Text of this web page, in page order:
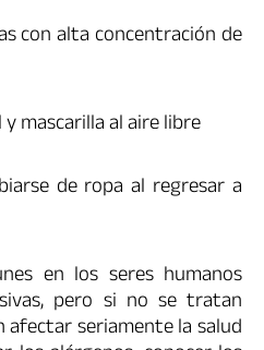
con alta concentración de
mascarilla al aire libre
de ropa al regresar a
en los seres humanos
pero si no se tratan
afectar seriamente la salud